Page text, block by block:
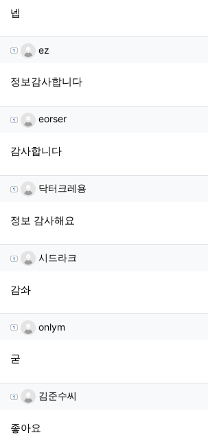
넵
ez님의 댓글
ez
정보감사합니다
eorser님의 댓글
eorser
감사합니다
닥터크레용님의 댓글
닥터크레용
정보 감사해요
시드라크님의 댓글
시드라크
감솨
onlym님의 댓글
onlym
굳
김준수씨님의 댓글
김준수씨
좋아요